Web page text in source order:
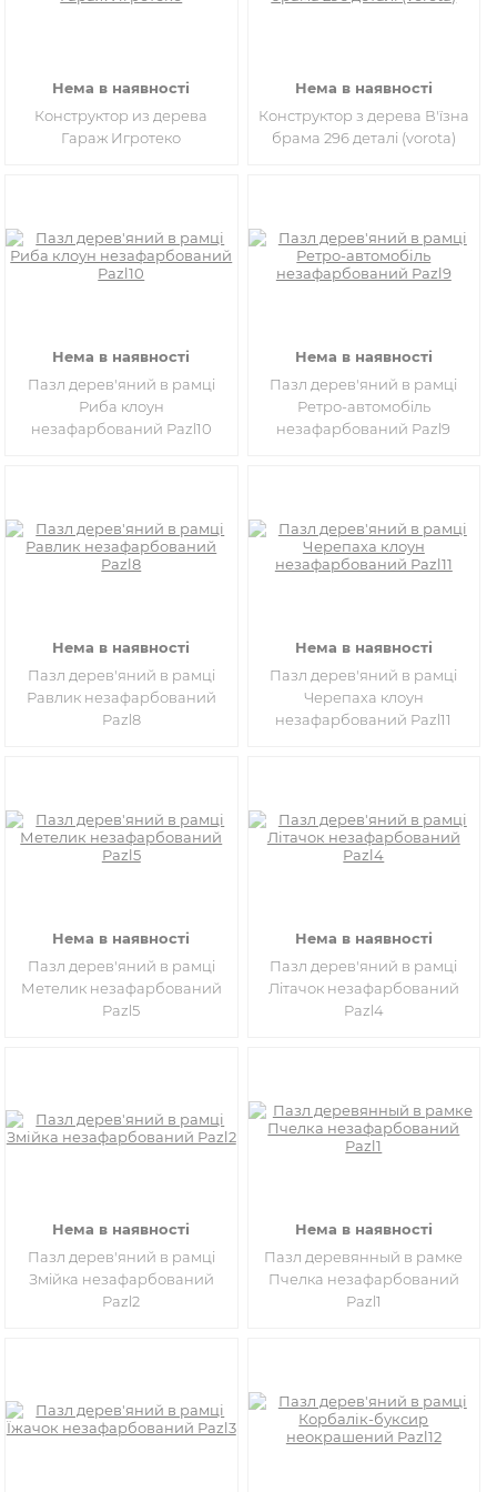
Нема в наявності
Конструктор из дерева
Гараж Игротеко
Нема в наявності
Конструктор з дерева В'їзна
брама 296 деталі (vorota)
Нема в наявності
Пазл дерев'яний в рамці
Риба клоун
незафарбований Pazl10
Нема в наявності
Пазл дерев'яний в рамці
Ретро-автомобіль
незафарбований Pazl9
Нема в наявності
Пазл дерев'яний в рамці
Равлик незафарбований
Pazl8
Нема в наявності
Пазл дерев'яний в рамці
Черепаха клоун
незафарбований Pazl11
Нема в наявності
Пазл дерев'яний в рамці
Метелик незафарбований
Pazl5
Нема в наявності
Пазл дерев'яний в рамці
Літачок незафарбований
Pazl4
Нема в наявності
Пазл дерев'яний в рамці
Змійка незафарбований
Pazl2
Нема в наявності
Пазл деревянный в рамке
Пчелка незафарбований
Pazl1